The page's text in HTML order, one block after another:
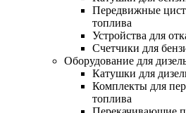
Передвижные
топлива
Устройства для
Счетчики для
Оборудование для
Катушки для
Комплекты для
топлива